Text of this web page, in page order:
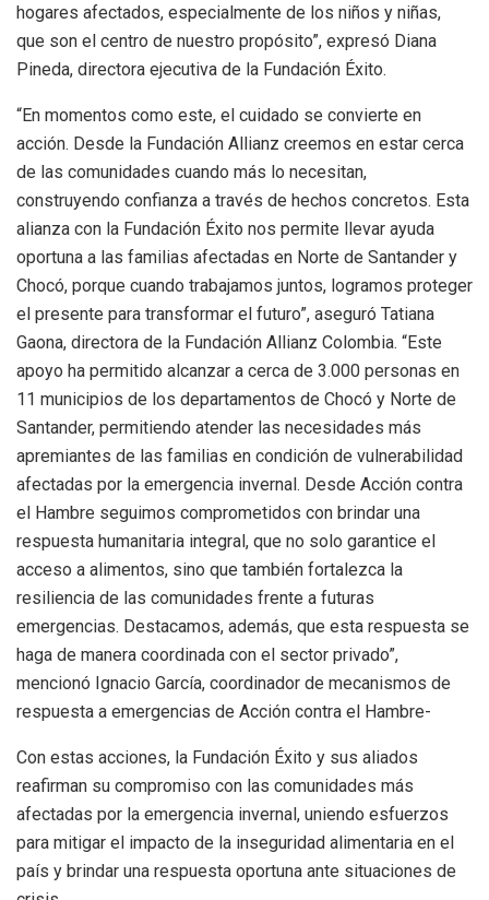
hogares afectados, especialmente de los niños y niñas,
que son el centro de nuestro propósito”, expresó Diana
Pineda, directora ejecutiva de la Fundación Éxito.
“En momentos como este, el cuidado se convierte en
acción. Desde la Fundación Allianz creemos en estar cerca
de las comunidades cuando más lo necesitan,
construyendo confianza a través de hechos concretos. Esta
alianza con la Fundación Éxito nos permite llevar ayuda
oportuna a las familias afectadas en Norte de Santander y
Chocó, porque cuando trabajamos juntos, logramos proteger
el presente para transformar el futuro”, aseguró Tatiana
Gaona, directora de la Fundación Allianz Colombia. “Este
apoyo ha permitido alcanzar a cerca de 3.000 personas en
11 municipios de los departamentos de Chocó y Norte de
Santander, permitiendo atender las necesidades más
apremiantes de las familias en condición de vulnerabilidad
afectadas por la emergencia invernal. Desde Acción contra
el Hambre seguimos comprometidos con brindar una
respuesta humanitaria integral, que no solo garantice el
acceso a alimentos, sino que también fortalezca la
resiliencia de las comunidades frente a futuras
emergencias. Destacamos, además, que esta respuesta se
haga de manera coordinada con el sector privado”,
mencionó Ignacio García, coordinador de mecanismos de
respuesta a emergencias de Acción contra el Hambre-
Con estas acciones, la Fundación Éxito y sus aliados
reafirman su compromiso con las comunidades más
afectadas por la emergencia invernal, uniendo esfuerzos
para mitigar el impacto de la inseguridad alimentaria en el
país y brindar una respuesta oportuna ante situaciones de